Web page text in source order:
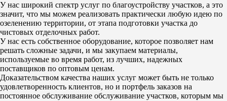
У нас широкий спектр услуг по благоустройству участков, а это
значит, что мы можем реализовать практически любую идею по
озеленению территории, от этапа подготовки участка до
чистовых отделочных работ.
У нас есть собственное оборудование, которое позволяет нам
решать сложные задачи, и мы закупаем материалы,
используемые во время работ, из лучших, надежных
поставщиков по оптовым ценам.
Доказательством качества наших услуг может быть не только
удовлетворенность клиентов, но и портфель заказов на
постоянное обслуживание обслуживание участков, которым мы